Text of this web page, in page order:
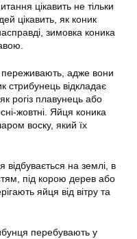
цікавить не тільки
цікавить, як коник
зимовка коника
переживають, адже вони
стрибунець відкладає
рогіз плавунець або
жовтні. Яйця коника
воску, який їх
на землі, в
під корою дерев або
яйця від вітру та
перебувають у